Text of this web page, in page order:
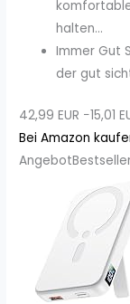
halten...
Immer Gut
der gut
42,99 EUR −15,01
Bei Amazon
Angebot